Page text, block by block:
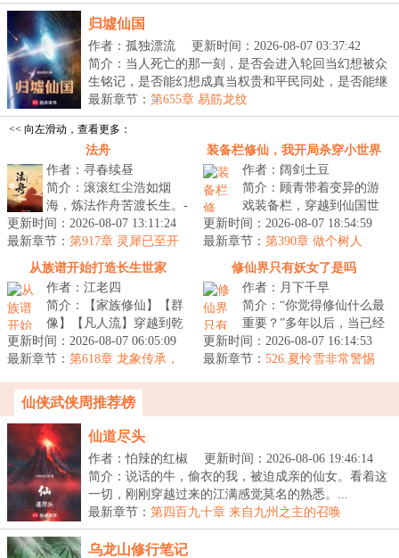
归墟仙国
作者：孤独漂流
更新时间：2026-08-07 03:37:42
简介：当人死亡的那一刻，是否会进入轮回当幻想被众
生铭记，是否能幻想成真当权贵和平民同处，是否能继
续...
最新章节： 第655章 易筋龙纹
<< 向左滑动，查看更多：
法舟
作者：寻春续昼
简介：滚滚红尘浩如烟
海，炼法作舟苦渡长生。-
----------------这是一个柳
洞清误入魔门，见鬼蜮森
然，见...
更新时间：2026-08-07 13:11:24
最新章节： 第917章 灵犀已至开
道室（二合一）
装备栏修仙，我开局杀穿小世界
作者：阔剑土豆
简介：顾青带着变异的游
戏装备栏，穿越到仙国世
界。在仙国世界，仙人是
公司老板，组建浩瀚虚空
舰队，征战...
更新时间：2026-08-07 18:54:59
最新章节： 第390章 做个树人
从族谱开始打造长生世家
作者：江老四
简介：【家族修仙】【群
像】【凡人流】穿越到乾
元大陆，许川伴生一本血
脉族谱。每繁衍一代，血
更新时间：2026-08-07 06:05:09
最新章节： 第618章 龙象传承，
修仙界只有妖女了是吗
作者：月下千早
简介：“你觉得修仙什么最
重要？”多年以后，当已经
证道成仙的路长远翻开剑
谱，准备书写自己的成仙
更新时间：2026-08-07 16:14:53
最新章节： 526.夏怜雪非常警惕
仙侠武侠周推荐榜
仙道尽头
作者：怕辣的红椒
更新时间：2026-08-06 19:46:14
简介：说话的牛，偷衣的我，被迫成亲的仙女。看着这
一切，刚刚穿越过来的江满感觉莫名的熟悉。...
最新章节： 第四百九十章 来自九州之主的召唤
乌龙山修行笔记